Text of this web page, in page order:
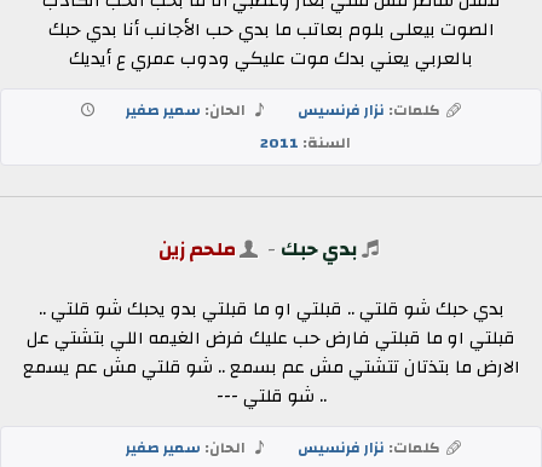
الصوت بيعلى بلوم بعاتب ما بدي حب الأجانب أنا بدي حبك
بالعربي يعني بدك موت عليكي ودوب عمري ع أيديك
كلمات: نزار فرنسيس الحان: سمير صفير
السنة: 2011
بدي حبك - ملحم زين
بدي حبك شو قلتي .. قبلتي او ما قبلتي بدو يحبك شو قلتي ..
قبلتي او ما قبلتي فارض حب عليك فرض الغيمه اللي بتشتي عل
الارض ما بتذتان تتشتي مش عم بسمع .. شو قلتي مش عم يسمع
.. شو قلتي ---
كلمات: نزار فرنسيس الحان: سمير صفير